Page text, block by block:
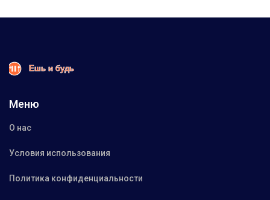
Меню
О нас
Условия использования
Политика конфиденциальности